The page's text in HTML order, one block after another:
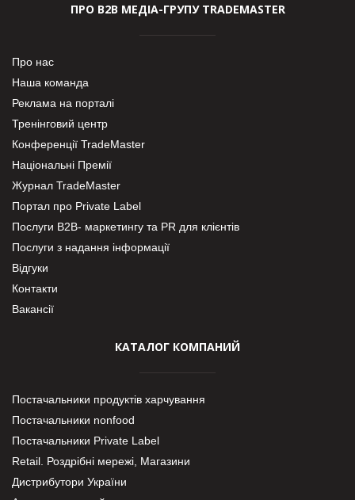
ПРО В2В МЕДІА-ГРУПУ TRADEMASTER
Про нас
Наша команда
Реклама на порталі
Тренінговий центр
Конференції TradeMaster
Національні Премії
Журнал TradeMaster
Портал про Private Label
Послуги В2В- маркетингу та PR для клієнтів
Послуги з надання інформації
Відгуки
Контакти
Вакансії
КАТАЛОГ КОМПАНИЙ
Постачальники продуктів харчування
Постачальники nonfood
Постачальники Private Label
Retail. Роздрібні мережі, Магазини
Дистрибутори України